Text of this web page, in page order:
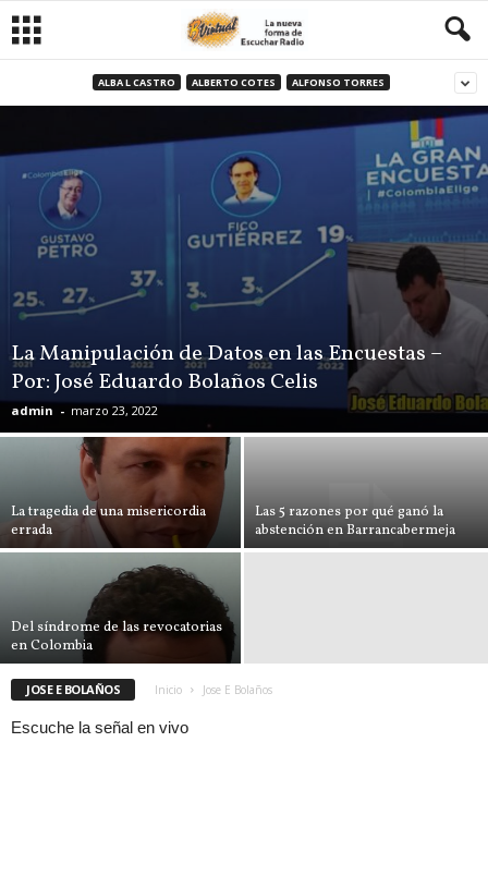
ALBA L CASTRO ALBERTO COTES ALFONSO TORRES
La Manipulación de Datos en las Encuestas –
Por: José Eduardo Bolaños Celis
admin - marzo 23, 2022
La tragedia de una misericordia
errada
Las 5 razones por qué ganó la
abstención en Barrancabermeja
Del síndrome de las revocatorias
en Colombia
JOSE E BOLAÑOS Inicio Jose E Bolaños
Escuche la señal en vivo